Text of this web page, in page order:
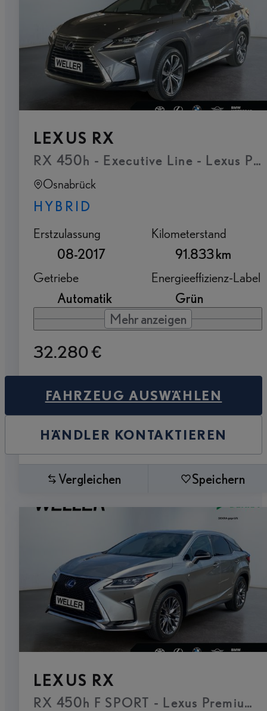
LEXUS RX
RX 450h - Executive Line - Lexus
Osnabrück
HYBRID
Erstzulassung
08-2017
Kilometerstand
91.833 km
Getriebe
Automatik
Energieeffizienz-Label
Grün
Mehr anzeigen
32.280 €
FAHRZEUG AUSWÄHLEN
HÄNDLER KONTAKTIEREN
Vergleichen Speichern
LEXUS RX
RX 450h F SPORT - Lexus Premium